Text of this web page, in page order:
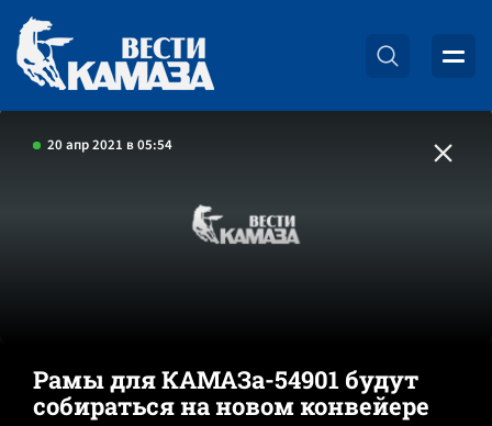
20 апр 2021 в 05:54
Рамы для КАМАЗа-54901 будут
собираться на новом конвейере